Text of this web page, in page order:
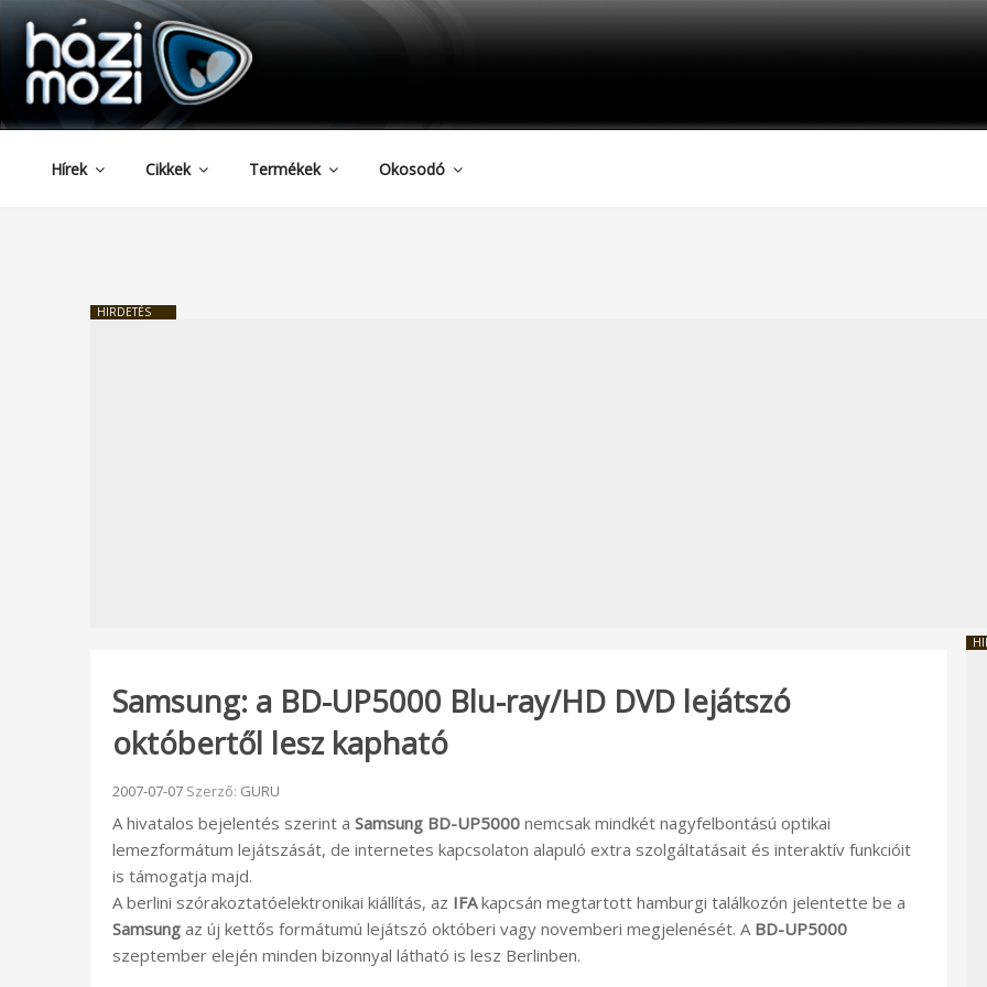
Tartalomhoz
HAZIMOZI
Hírek Cikkek Termékek Okosodó
HIRDETÉS
Samsung: a BD-UP5000 Blu-ray/HD DVD lejátszó
októbertől lesz kapható
Beküldve:
2007-07-07 Szerző: GURU
A hivatalos bejelentés szerint a Samsung BD-UP5000 nemcsak mindkét nagyfelbontású optikai
lemezformátum lejátszását, de internetes kapcsolaton alapuló extra szolgáltatásait és interaktív funkcióit
is támogatja majd.
A berlini szórakoztatóelektronikai kiállítás, az IFAkapcsán megtartott hamburgi találkozón jelentette be a
Samsung az új kettős formátumú lejátszó októberi vagy novemberi megjelenését. A BD-UP5000
szeptember elején minden bizonnyal látható is lesz Berlinben.